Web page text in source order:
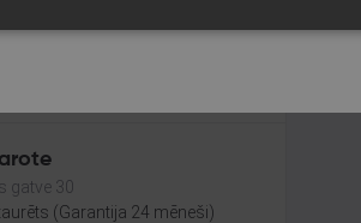
gatve 30
(Garantija 24 mēneši)